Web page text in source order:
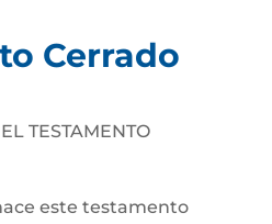
Cerrado
TESTAMENTO
este testamento